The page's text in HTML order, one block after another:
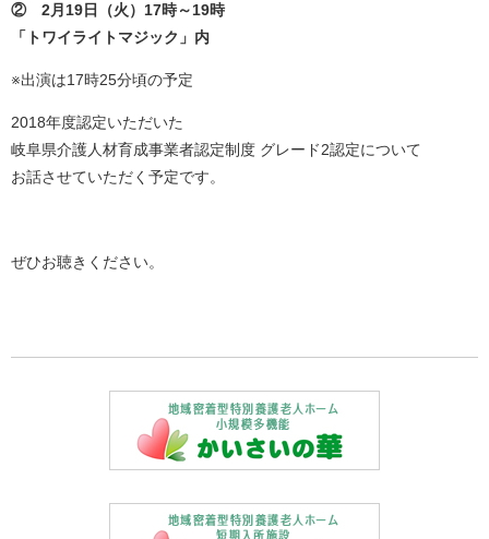
② 2月19日（火）17時～19時
「トワイライトマジック」内
※出演は17時25分頃の予定
2018年度認定いただいた
岐阜県介護人材育成事業者認定制度 グレード2認定について
お話させていただく予定です。
ぜひお聴きください。